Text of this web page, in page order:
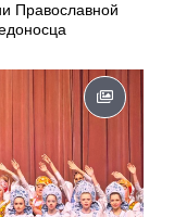
Православной